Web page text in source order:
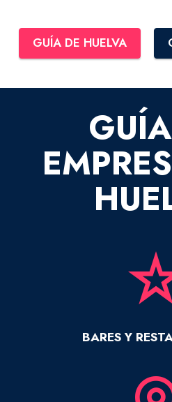
GUÍA DE HUELVA
BARES Y